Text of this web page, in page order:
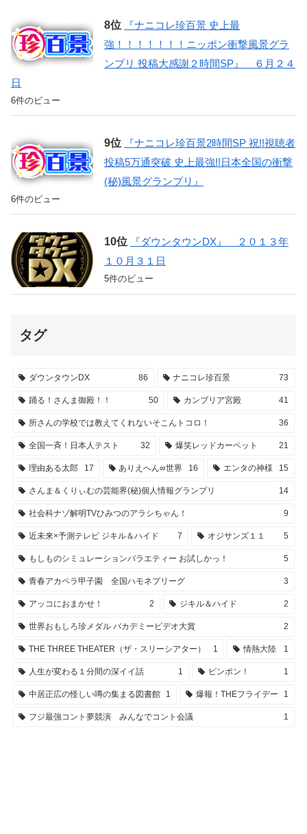
『ナニコレ珍百景 史上最
強！！！！！！！ニッポン衝撃風景グラ
ンプリ 投稿大感謝２時間SP』 ６月２４
日
6件のビュー
『ナニコレ珍百景2時間SP 祝!!視聴者
投稿5万通突破 史上最強!!日本全国の衝撃
(秘)風景グランプリ』
6件のビュー
『ダウンタウンDX』 ２０１３年
１０月３１日
5件のビュー
タグ
ダウンタウンDX 86 ナニコレ珍百景 73
踊る！さんま御殿！！ 50 カンブリア宮殿 41
所さんの学校では教えてくれないそこんトコロ！ 36
全国一斉！日本人テスト 32 爆笑レッドカーペット 21
理由ある太郎 17 ありえへん∞世界 16 エンタの神様 15
さんま＆くりぃむの芸能界(秘)個人情報グランプリ 14
社会科ナゾ解明TVひみつのアラシちゃん！ 9
近未来×予測テレビ ジキル＆ハイド 7 オジサンズ１１ 5
もしものシミュレーションバラエティー お試しかっ！ 5
青春アカペラ甲子園 全国ハモネプリーグ 3
アッコにおまかせ！ 2 ジキル＆ハイド 2
世界おもしろ珍メダル バカデミービデオ大賞 2
THE THREE THEATER（ザ・スリーシアター） 1 情熱大陸 1
人生が変わる１分間の深イイ話 1 ピンポン！ 1
中居正広の怪しい噂の集まる図書館 1 爆報！THEフライデー 1
フジ最強コント夢競演 みんなでコント会議 1